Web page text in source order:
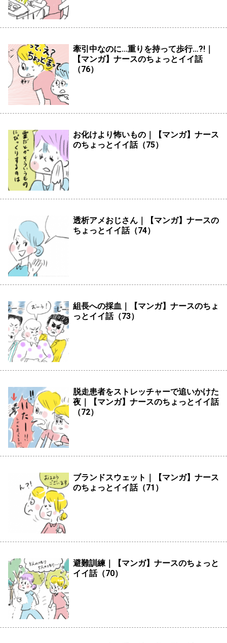
牽引中なのに...重りを持って歩行…?!｜
【マンガ】ナースのちょっとイイ話
（76）
お化けより怖いもの｜【マンガ】ナース
のちょっとイイ話（75）
透析アメおじさん｜【マンガ】ナースの
ちょっとイイ話（74）
組長への採血｜【マンガ】ナースのちょ
っとイイ話（73）
脱走患者をストレッチャーで追いかけた
夜｜【マンガ】ナースのちょっとイイ話
（72）
ブランドスウェット｜【マンガ】ナース
のちょっとイイ話（71）
避難訓練｜【マンガ】ナースのちょっと
イイ話（70）